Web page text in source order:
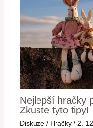
Nejlepší hračky
Zkuste tyto tipy!
Diskuze / Hračky / 2.